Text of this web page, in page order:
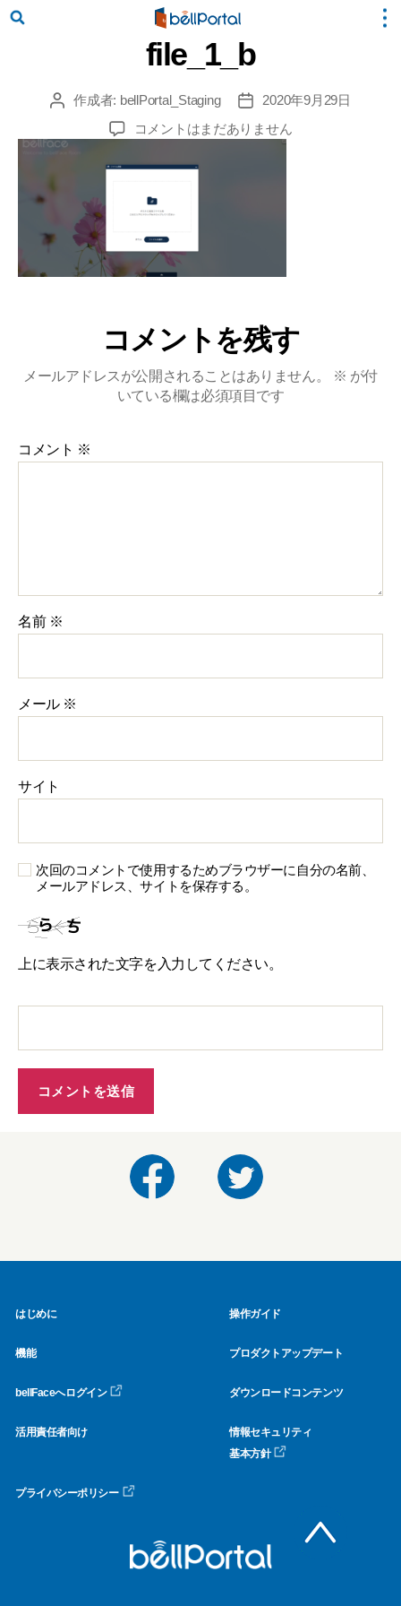
file_1_b
投
者
作成者: bellPortal_Staging
投
稿
日
2020年9月29日
file_1_b
の
コメントはまだありません
コメントを残す
メールアドレスが公開されることはありません。 ※ が付
いている欄は必須項目です
コメント ※
名前 ※
メール ※
サイト
次回のコメントで使用するためブラウザーに自分の名前、
メールアドレス、サイトを保存する。
上に表示された文字を入力してください。
はじめに 操作ガイド
機能 プロダクトアップデート
bellFaceへログイン ダウンロードコンテンツ
活用責任者向け
情報セキュリティ
基本方針
プライバシーポリシー